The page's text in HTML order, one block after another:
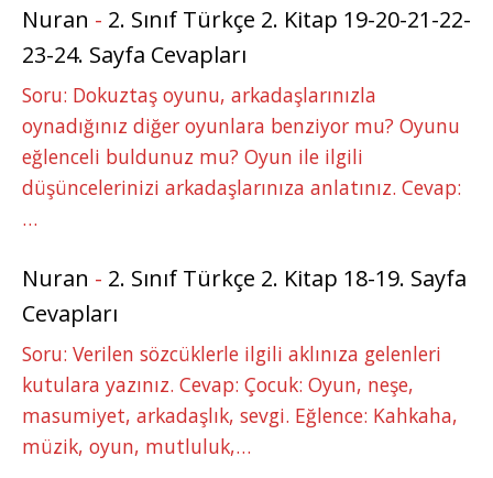
Nuran - 2. Sınıf Türkçe 2. Kitap 19-20-21-22-
23-24. Sayfa Cevapları
Soru: Dokuztaş oyunu, arkadaşlarınızla
oynadığınız diğer oyunlara benziyor mu? Oyunu
eğlenceli buldunuz mu? Oyun ile ilgili
düşüncelerinizi arkadaşlarınıza anlatınız. Cevap:
…
Nuran - 2. Sınıf Türkçe 2. Kitap 18-19. Sayfa
Cevapları
Soru: Verilen sözcüklerle ilgili aklınıza gelenleri
kutulara yazınız. Cevap: Çocuk: Oyun, neşe,
masumiyet, arkadaşlık, sevgi. Eğlence: Kahkaha,
müzik, oyun, mutluluk,…